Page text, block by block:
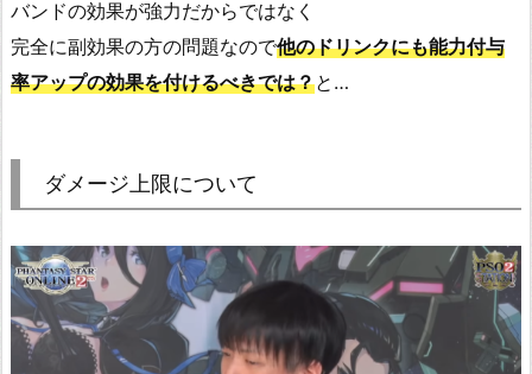
バンドの効果が強力だからではなく
完全に副効果の方の問題なので他のドリンクにも能力付与
率アップの効果を付けるべきでは？と…
ダメージ上限について